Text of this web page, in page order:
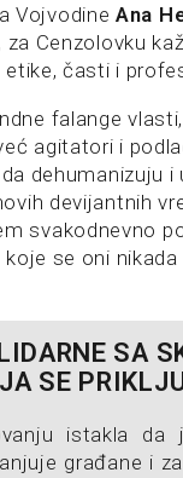
Vojvodine Ana
Cenzolovku
časti i
falange
agitatori i
dehumanizuju
devijantnih
svakodnevno
se oni nikada
SA
SE
istakla da
građane i